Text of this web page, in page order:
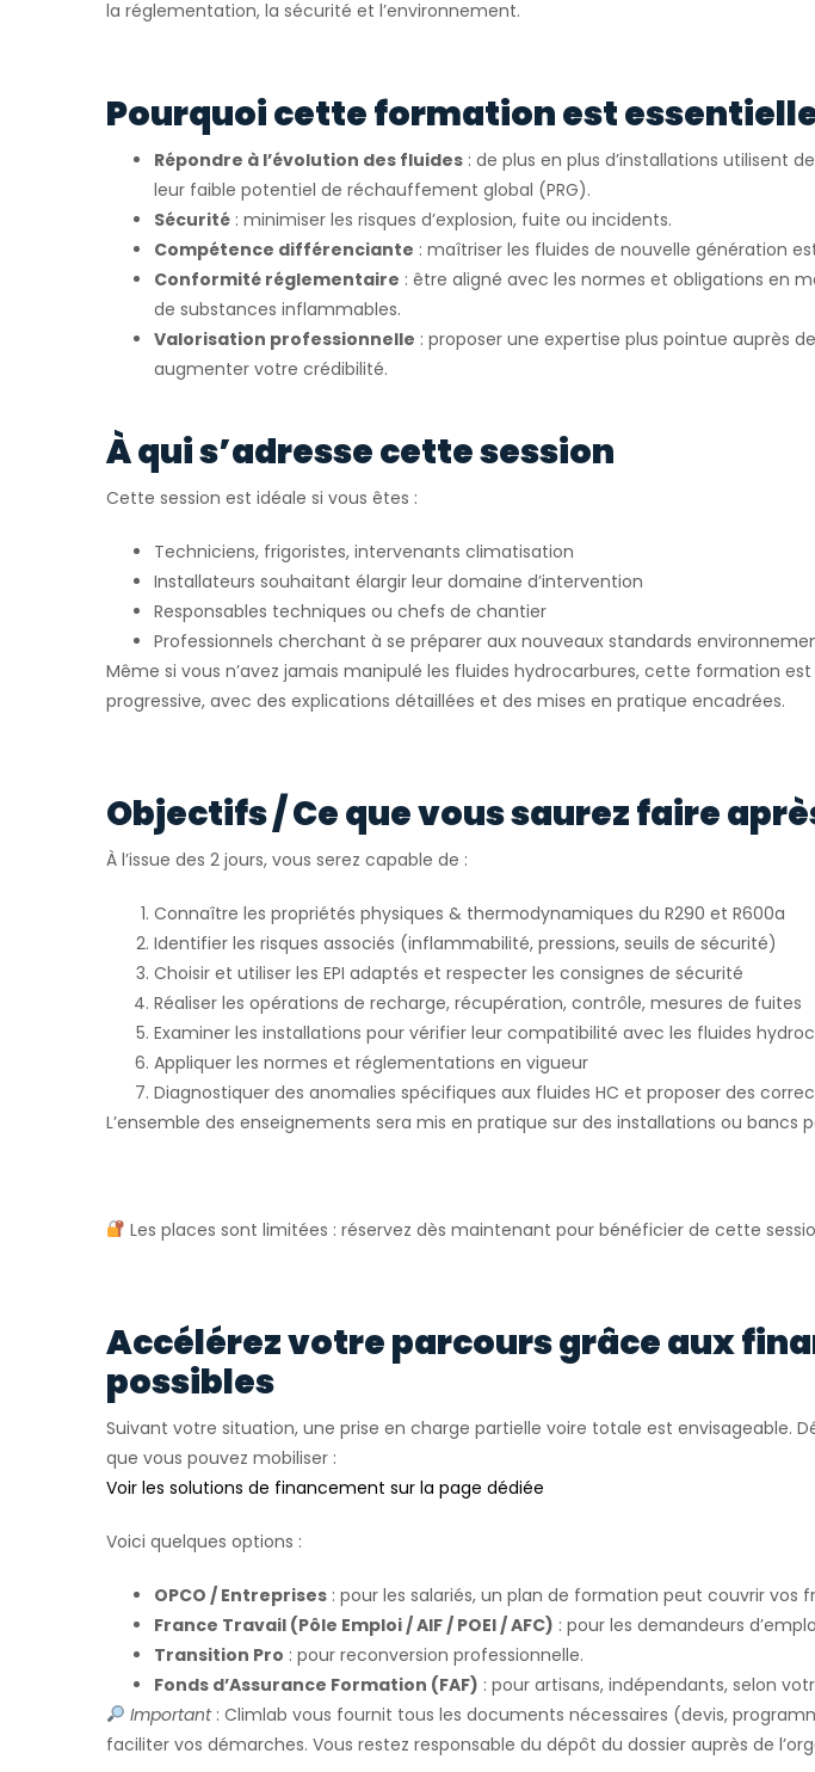
la réglementation, la sécurité et l’environnement.
Pourquoi cette formation est
Répondre à l’évolution des fluides : de plus en plus d’installations utilisent
leur faible potentiel de réchauffement global (PRG).
Sécurité : minimiser les risques d’explosion, fuite ou incidents.
Compétence différenciante : maîtriser les fluides de nouvelle génération
Conformité réglementaire : être aligné avec les normes et obligations en
de substances inflammables.
Valorisation professionnelle : proposer une expertise plus pointue auprès
augmenter votre crédibilité.
À qui s’adresse cette session
Cette session est idéale si vous êtes :
Techniciens, frigoristes, intervenants climatisation
Installateurs souhaitant élargir leur domaine d’intervention
Responsables techniques ou chefs de chantier
Professionnels cherchant à se préparer aux nouveaux standards
Même si vous n’avez jamais manipulé les fluides hydrocarbures, cette formation
progressive, avec des explications détaillées et des mises en pratique encadrées.
Objectifs / Ce que vous saurez faire
À l’issue des 2 jours, vous serez capable de :
Connaître les propriétés physiques & thermodynamiques du R290 et R600a
Identifier les risques associés (inflammabilité, pressions, seuils de sécurité)
Choisir et utiliser les EPI adaptés et respecter les consignes de sécurité
Réaliser les opérations de recharge, récupération, contrôle, mesures de fuites
Examiner les installations pour vérifier leur compatibilité avec les fluides
Appliquer les normes et réglementations en vigueur
Diagnostiquer des anomalies spécifiques aux fluides HC et proposer des
L’ensemble des enseignements sera mis en pratique sur des installations ou bancs
Les places sont limitées : réservez dès maintenant pour bénéficier de cette
Accélérez votre parcours grâce aux
possibles
Suivant votre situation, une prise en charge partielle voire totale est envisageable.
que vous pouvez mobiliser :
Voir les solutions de financement sur la page dédiée
Voici quelques options :
OPCO / Entreprises : pour les salariés, un plan de formation peut couvrir vos
France Travail (Pôle Emploi / AIF / POEI / AFC) : pour les demandeurs
Transition Pro : pour reconversion professionnelle.
Fonds d’Assurance Formation (FAF) : pour artisans, indépendants, selon
Important: Climlab vous fournit tous les documents nécessaires (devis,
faciliter vos démarches. Vous restez responsable du dépôt du dossier auprès de